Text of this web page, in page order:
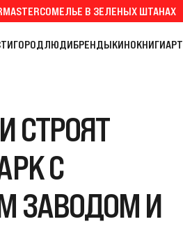
СОМЕЛЬЕ В ЗЕЛЕНЫХ ШТАНАХ
ГОРОДЛЮДИБРЕНДЫКИНОКНИГИАРТ
СТРОЯТ
С
ЗАВОДОМ И